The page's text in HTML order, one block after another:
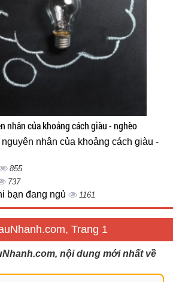
nhân của khoảng cách giàu - nghèo
nhân của khoảng cách giàu -
855
737
bạn đang ngủ 1161
Trang 1
nội dung mới nhất về